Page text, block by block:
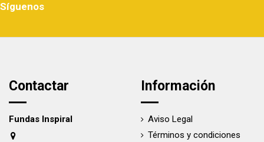
Síguenos
Contactar
Fundas Inspiral
Información
Aviso Legal
Términos y condiciones